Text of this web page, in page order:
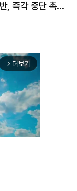
, 즉각 중단 촉
arrow_forward_ios 더보기